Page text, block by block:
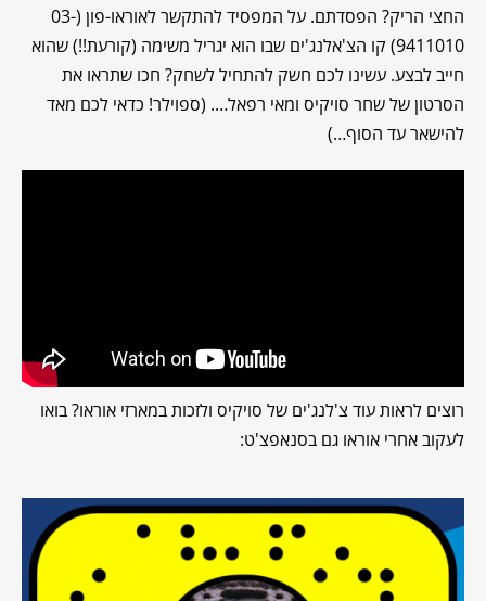
החצי הריק? הפסדתם. על המפסיד להתקשר לאוראו-פון (03-
9411010) קו הצ'אלנג'ים שבו הוא יגריל משימה (קורעת!!) שהוא
חייב לבצע. עשינו לכם חשק להתחיל לשחק? חכו שתראו את
הסרטון של שחר סויקיס ומאי רפאל…. (ספוילר! כדאי לכם מאד
להישאר עד הסוף…)
רוצים לראות עוד צ'לנג'ים של סויקיס ולזכות במארזי אוראו? בואו
לעקוב אחרי אוראו גם בסנאפצ'ט: